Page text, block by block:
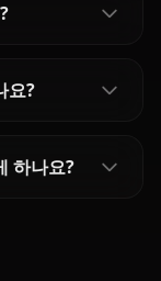
요?
하나요?